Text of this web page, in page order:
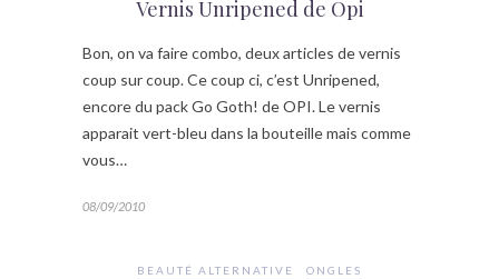
Vernis Unripened de Opi
Bon, on va faire combo, deux articles de vernis
coup sur coup. Ce coup ci, c’est Unripened,
encore du pack Go Goth! de OPI. Le vernis
apparait vert-bleu dans la bouteille mais comme
vous…
08/09/2010
BEAUTÉ ALTERNATIVE ONGLES